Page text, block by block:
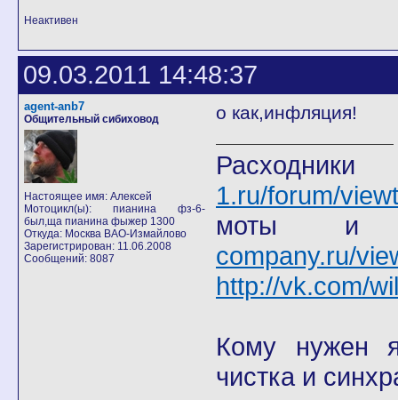
Неактивен
09.03.2011 14:48:37
agent-anb7
Общительный сибиховод
Настоящее имя: Алексей
Мотоцикл(ы): пианина фз-6-
был,ща пианина фыжер 1300
Откуда: Москва ВАО-Измайлово
Зарегистрирован: 11.06.2008
Сообщений: 8087
о как,инфляция!
1.ru/forum/
company.ru/
http://vk.com/
Кому нужен
чистка и